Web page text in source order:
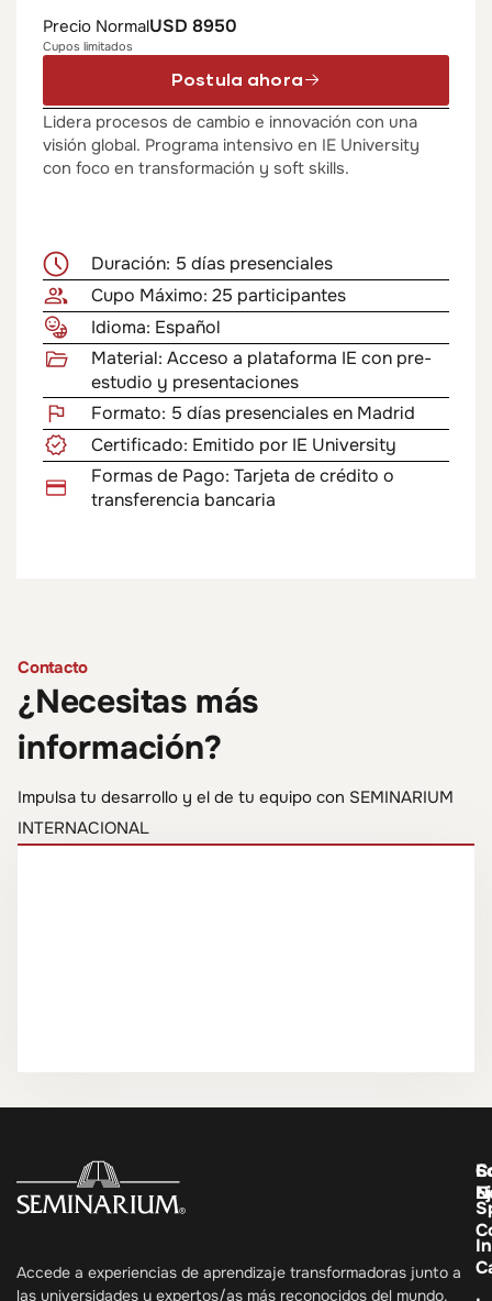
Precio NormalUSD 8950
Cupos limitados
Postula ahora
Lidera procesos de cambio e innovación con una
visión global. Programa intensivo en IE University
con foco en transformación y soft skills.
Duración: 5 días presenciales
Cupo Máximo: 25 participantes
Idioma: Español
Material: Acceso a plataforma IE con pre-
estudio y presentaciones
Formato: 5 días presenciales en Madrid
Certificado: Emitido por IE University
Formas de Pago: Tarjeta de crédito o
transferencia bancaria
Contacto
¿Necesitas más
información?
Impulsa tu desarrollo y el de tu equipo con SEMINARIUM
INTERNACIONAL